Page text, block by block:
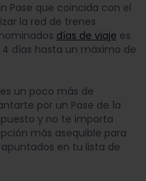
Pase que coincida con el
la red de trenes
días de viaje es
días hasta un máximo de
un poco más de
por un Pase de 1a
y no te importa
más asequible para
en tu lista de